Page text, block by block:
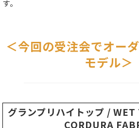
す。
＜今回の受注会でオー
モデル＞
グランプリハイトップ /
CORDURA